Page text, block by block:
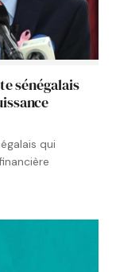
sénégalais
qui